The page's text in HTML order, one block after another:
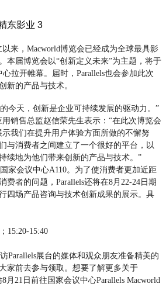
东影业 3
以来，Macworld博览会已经成为全球最具影
本届博览会以“创新定义未来”为主题，将于
拉开帷幕。届时，Parallels也会参加此次
新的产品与技术。
天，创新是企业可持续发展的驱动力。”
用销售总监赵信荣先生表示：“在此次博览会
示我们在提升用户体验方面所做的不懈努
与消费者之间建立了一个很好的平台，以
续地为他们带来创新的产品与技术。”
家会议中心A110。为了使消费者更加近距
费者的问题，Parallels还将在8月22-24日期
四场产品咨询与技术创新成果的展示。具
15:40
展台的媒体和观众朋友准备精美的
家前去参与领取。想要了解更多关于
月21日前往国家会议中心Parallels Macworld